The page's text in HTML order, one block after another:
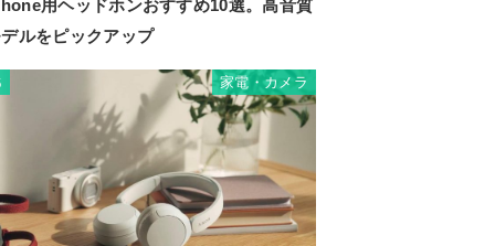
用ヘッドホンおすすめ10選。高音質
ルをピックアップ
家電・カメラ